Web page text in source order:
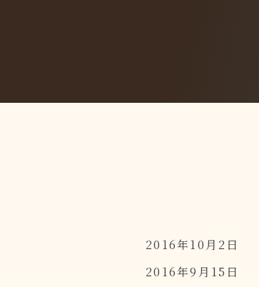
2016年10月2日
2016年9月15日